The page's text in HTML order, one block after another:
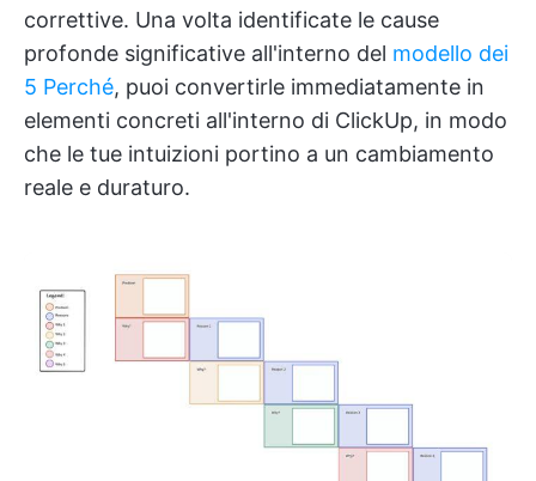
correttive. Una volta identificate le cause
profonde significative all'interno del modello dei
5 Perché, puoi convertirle immediatamente in
elementi concreti all'interno di ClickUp, in modo
che le tue intuizioni portino a un cambiamento
reale e duraturo.